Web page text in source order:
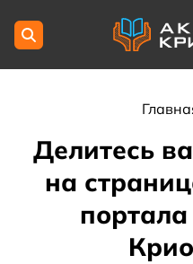
Делитесь
на